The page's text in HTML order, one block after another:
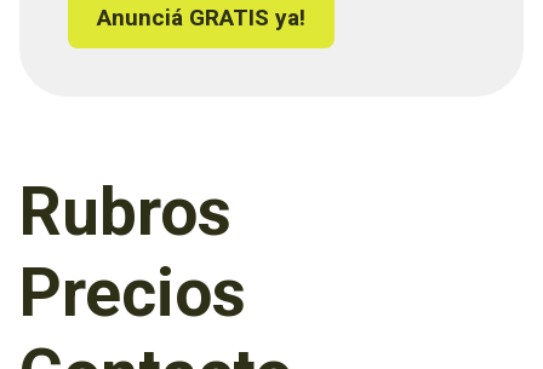
Anunciá GRATIS ya!
Rubros
Precios